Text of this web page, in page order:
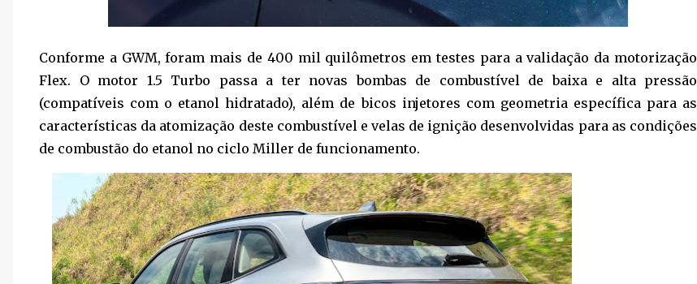
Conforme a GWM, foram mais de 400 mil quilômetros em testes para a validação da motorização
Flex. O motor 1.5 Turbo passa a ter novas bombas de combustível de baixa e alta pressão
(compatíveis com o etanol hidratado), além de bicos injetores com geometria específica para as
características da atomização deste combustível e velas de ignição desenvolvidas para as condições
de combustão do etanol no ciclo Miller de funcionamento.